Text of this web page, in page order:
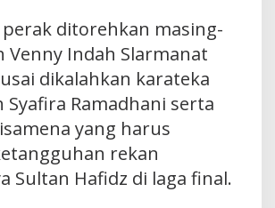
ditorehkan masing-
Venny Indah Slarmanat
dikalahkan karateka
Ramadhani serta
yang harus
rekan
Sultan Hafidz di laga final.